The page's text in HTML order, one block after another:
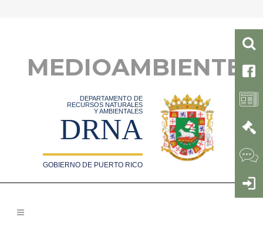
MEDIOAMBIENTE
DEPARTAMENTO DE
RECURSOS NATURALES
Y AMBIENTALES
DRNA
GOBIERNO DE PUERTO RICO